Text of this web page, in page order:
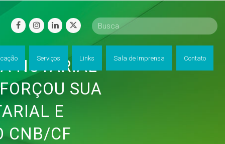
facebookinstagram
linkedintwitter
Serviços Links Sala de Imprensa Contato
NOTARIAL
SUA
E
CNB/CF